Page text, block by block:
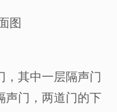
图
，其中一层隔声门
声门，两道门的下